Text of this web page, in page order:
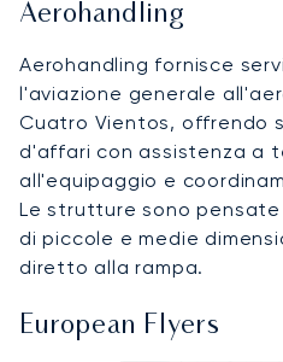
Aerohandling
Aerohandling fornisce
l'aviazione generale
Cuatro Vientos, offrendo
d'affari con assistenza a
all'equipaggio e
Le strutture sono
di piccole e medie
diretto alla rampa.
European Flyers